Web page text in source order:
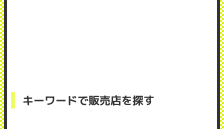
キーワードで販売店を探す